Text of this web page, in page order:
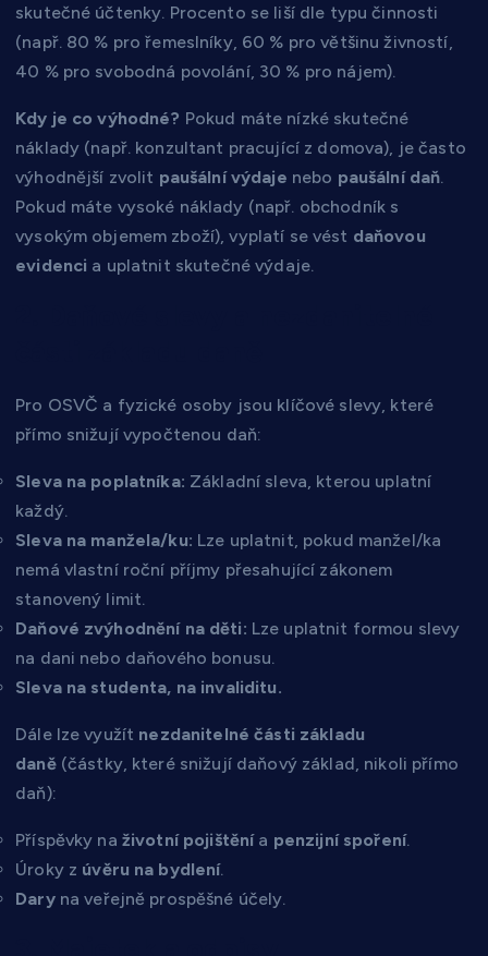
skutečné účtenky. Procento se liší dle typu činnosti
(např. 80 % pro řemeslníky, 60 % pro většinu živností,
40 % pro svobodná povolání, 30 % pro nájem).
Kdy je co výhodné? Pokud máte nízké skutečné
náklady (např. konzultant pracující z domova), je často
výhodnější zvolit paušální výdaje nebo paušální daň.
Pokud máte vysoké náklady (např. obchodník s
vysokým objemem zboží), vyplatí se vést daňovou
evidenci a uplatnit skutečné výdaje.
Pro OSVČ a fyzické osoby jsou klíčové slevy, které
přímo snižují vypočtenou daň:
Sleva na poplatníka: Základní sleva, kterou uplatní
každý.
Sleva na manžela/ku: Lze uplatnit, pokud manžel/ka
nemá vlastní roční příjmy přesahující zákonem
stanovený limit.
Daňové zvýhodnění na děti: Lze uplatnit formou slevy
na dani nebo daňového bonusu.
Sleva na studenta, na invaliditu.
Dále lze využít nezdanitelné části základu
daně(částky, které snižují daňový základ, nikoli přímo
daň):
Příspěvky na životní pojištěnía penzijní spoření.
Úroky z úvěru na bydlení.
Daryna veřejně prospěšné účely.